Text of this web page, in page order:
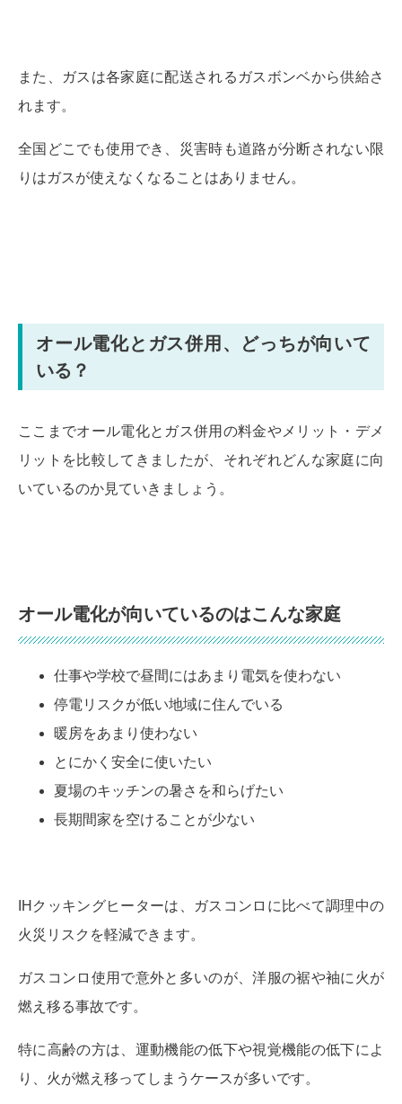
また、ガスは各家庭に配送されるガスボンベから供給さ
れます。
全国どこでも使用でき、災害時も道路が分断されない限
りはガスが使えなくなることはありません。
オール電化とガス併用、どっちが向いて
いる？
ここまでオール電化とガス併用の料金やメリット・デメ
リットを比較してきましたが、それぞれどんな家庭に向
いているのか見ていきましょう。
オール電化が向いているのはこんな家庭
仕事や学校で昼間にはあまり電気を使わない
停電リスクが低い地域に住んでいる
暖房をあまり使わない
とにかく安全に使いたい
夏場のキッチンの暑さを和らげたい
長期間家を空けることが少ない
IHクッキングヒーターは、ガスコンロに比べて調理中の
火災リスクを軽減できます。
ガスコンロ使用で意外と多いのが、洋服の裾や袖に火が
燃え移る事故です。
特に高齢の方は、運動機能の低下や視覚機能の低下によ
り、火が燃え移ってしまうケースが多いです。